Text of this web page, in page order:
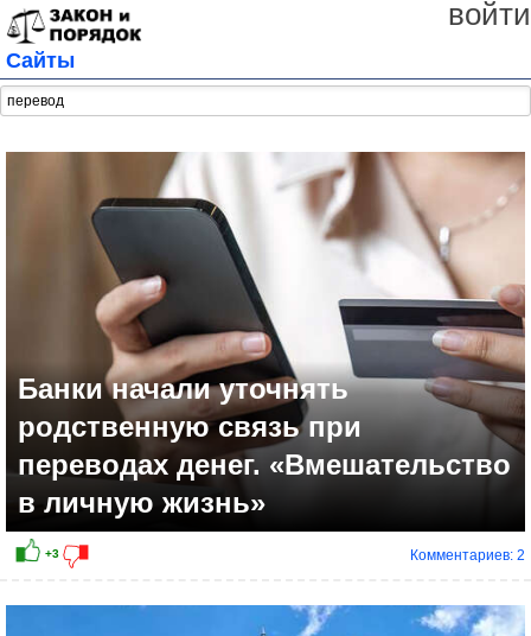
войти
Сайты
Банки начали уточнять
родственную связь при
переводах денег. «Вмешательство
в личную жизнь»
Комментариев: 2